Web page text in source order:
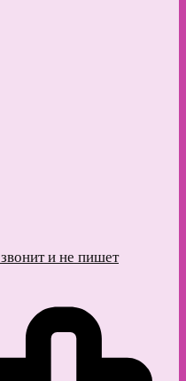
и не пишет